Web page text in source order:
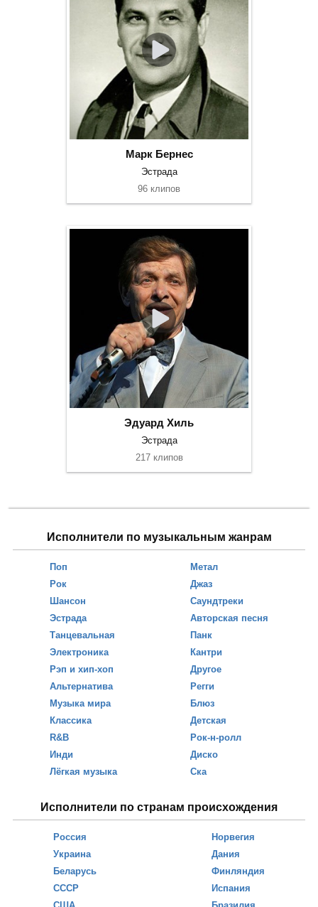
Марк Бернес
Эстрада
96 клипов
Эдуард Хиль
Эстрада
217 клипов
Исполнители по музыкальным жанрам
Поп
Рок
Шансон
Эстрада
Танцевальная
Электроника
Рэп и хип-хоп
Альтернатива
Музыка мира
Классика
R&B
Инди
Лёгкая музыка
Метал
Джаз
Саундтреки
Авторская песня
Панк
Кантри
Другое
Регги
Блюз
Детская
Рок-н-ролл
Диско
Ска
Исполнители по странам происхождения
Россия
Украина
Беларусь
СССР
Норвегия
Дания
Финляндия
Испания